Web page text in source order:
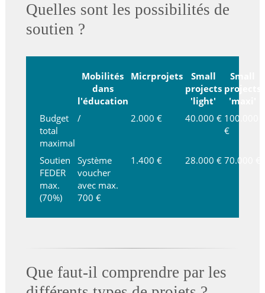
Quelles sont les possibilités de
soutien ?
Mobilités
dans
l'éducation
Micrprojets
Small
projects
'light'
Small
projects
'maxi'
Budget
total
maximal
/ 2.000 € 40.000 € 100.000
€
Soutien
FEDER
max.
(70%)
Système
voucher
avec max.
700 €
1.400 € 28.000 € 70.000 €
Que faut-il comprendre par les